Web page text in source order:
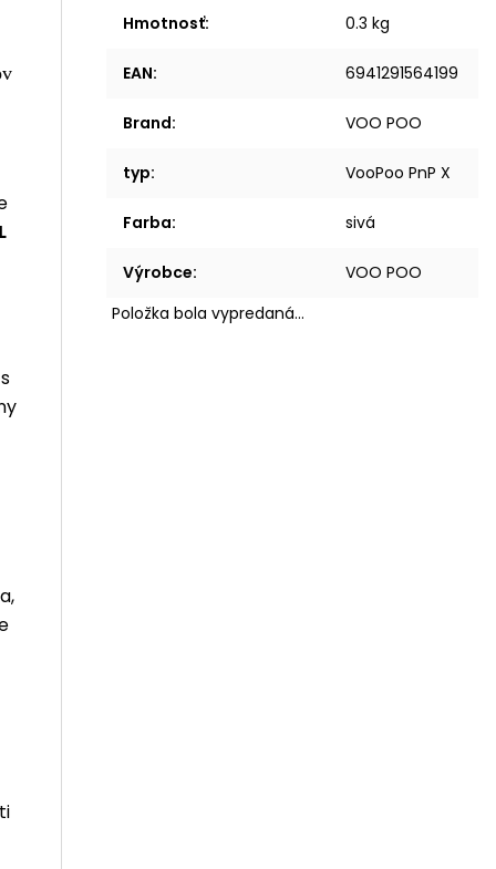
Hmotnosť: 0.3 kg
EAN: 6941291564199
Brand: VOO POO
typ: VooPoo PnP X
Farba: sivá
Výrobce:
VOO POO
Položka bola vypredaná…